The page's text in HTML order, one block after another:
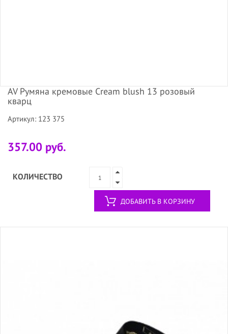
AV Румяна кремовые Cream blush 13 розовый
кварц
Артикул: 123 375
357.00 руб.
КОЛИЧЕСТВО
ДОБАВИТЬ В КОРЗИНУ